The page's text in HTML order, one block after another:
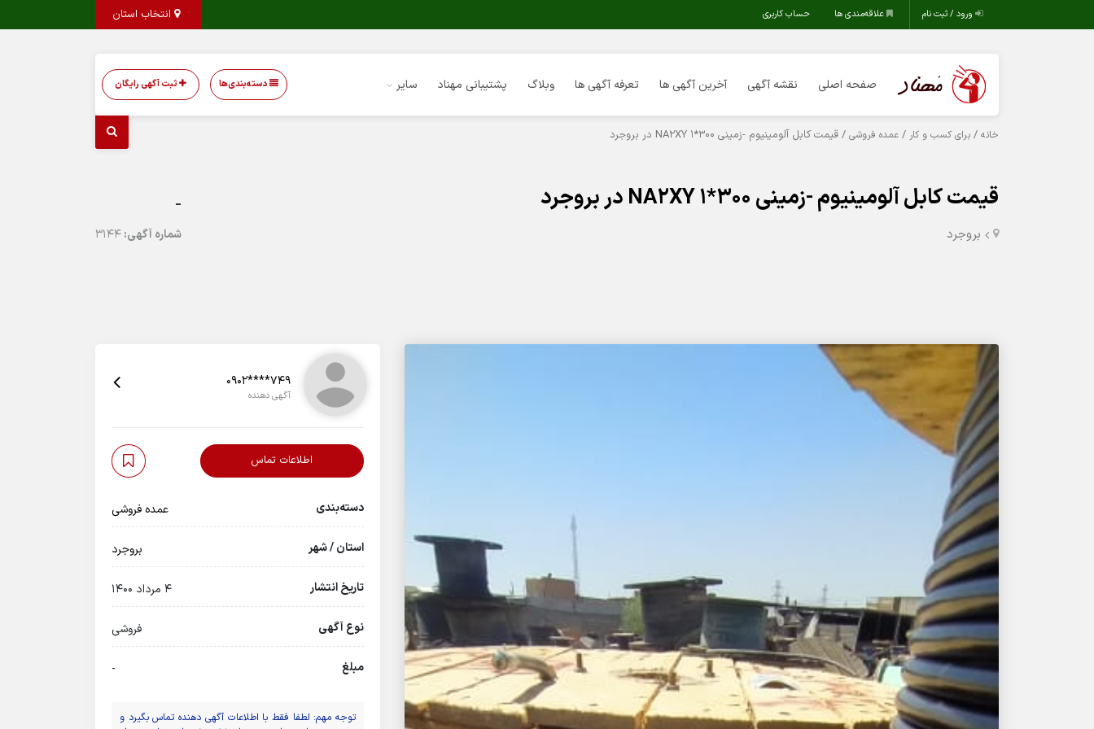
ورود / ثبت نام علاقه‌مندی ها حساب کاربری
صفحه اصلی نقشه آگهی آخرین آگهی ها تعرفه آگهی ها وبلاگ پشتیبانی مهناد سایر دسته‌بندی‌ها ثبت آگهی رایگان
خانه / برای کسب و کار / عمده فروشی / قیمت کابل آلومینیوم -زمینی 300*1 NA2XY در بروجرد
قیمت کابل آلومینیوم -زمینی 300*1 NA2XY در بروجرد
بروجرد
-
شماره آگهی:3144
0902****749
آگهی دهنده
اطلاعات تماس
دسته‌بندی عمده فروشی
استان / شهر بروجرد
تاریخ انتشار 4 مرداد 1400
نوع آگهی فروشی
مبلغ -
توجه مهم: لطفا فقط با اطلاعات آگهی دهنده تماس بگیرد و